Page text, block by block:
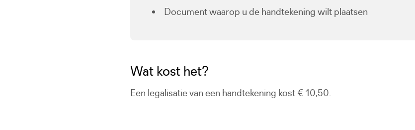
Document waarop u de handtekening wilt plaatsen
Wat kost het?
Een legalisatie van een handtekening kost € 10,50.